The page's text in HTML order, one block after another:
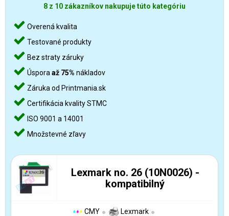
8 z 10 zákazníkov nakupuje túto kategóriu
Overená kvalita
Testované produkty
Bez straty záruky
Úspora až 75% nákladov
Záruka od Printmania.sk
Certifikácia kvality STMC
ISO 9001 a 14001
Množstevné zľavy
Lexmark no. 26 (10N0026) -
kompatibilný
CMY Lexmark